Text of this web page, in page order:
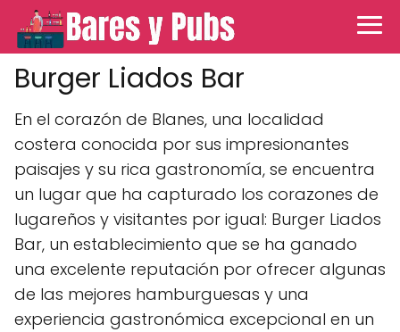
Burger Liados Bar
En el corazón de Blanes, una localidad
costera conocida por sus impresionantes
paisajes y su rica gastronomía, se encuentra
un lugar que ha capturado los corazones de
lugareños y visitantes por igual: Burger Liados
Bar, un establecimiento que se ha ganado
una excelente reputación por ofrecer algunas
de las mejores hamburguesas y una
experiencia gastronómica excepcional en un